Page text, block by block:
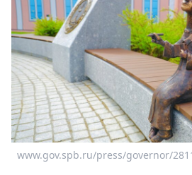
www.gov.spb.ru/press/governor/